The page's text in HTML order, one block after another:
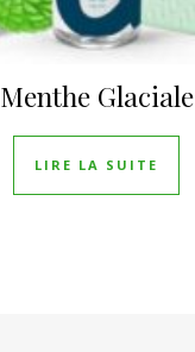
Menthe Glaciale
LIRE LA SUITE